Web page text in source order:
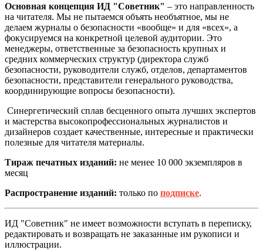
Основная концепция ИД "Советник" – это направленность
на читателя. Мы не пытаемся объять необъятное, мы не
делаем журналы о безопасности «вообще» и для «всех», а
фокусируемся на конкретной целевой аудитории. Это
менеджеры, ответственные за безопасность крупных и
средних коммерческих структур (директора служб
безопасности, руководители служб, отделов, департаментов
безопасности, представители генерального руководства,
координирующие вопросы безопасности).
Синергетический сплав бесценного опыта лучших экспертов
и мастерства высокопрофессиональных журналистов и
дизайнеров создает качественные, интересные и практически
полезные для читателя материалы.
Тираж печатных изданий: не менее 10 000 экземпляров в
месяц
Распространение изданий: только по подписке.
ИД "Советник" не имеет возможности вступать в переписку,
редактировать и возвращать не заказанные им рукописи и
иллюстрации.